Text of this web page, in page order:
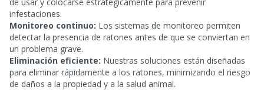
infestaciones.
Monitoreo continuo: Los sistemas de monitoreo permiten
detectar la presencia de ratones antes de que se conviertan en
un problema grave.
Eliminación eficiente: Nuestras soluciones están diseñadas
para eliminar rápidamente a los ratones, minimizando el riesgo
de daños a la propiedad y a la salud animal.